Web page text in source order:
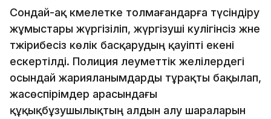
Сондай-ақ кәмелетке толмағандарға түсіндіру
жұмыстары жүргізіліп, жүргізуші куәлігінсіз және
тәжірибесіз көлік басқарудың қауіпті екені
ескертілді. Полиция әлеуметтік желілердегі
осындай жарияланымдарды тұрақты бақылап,
жасөспірімдер арасындағы
құқықбұзушылықтың алдын алу шараларын